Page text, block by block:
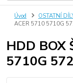
Úvod OSTATNÍ
ACER 5710 5710G
HDD BOX
5710G